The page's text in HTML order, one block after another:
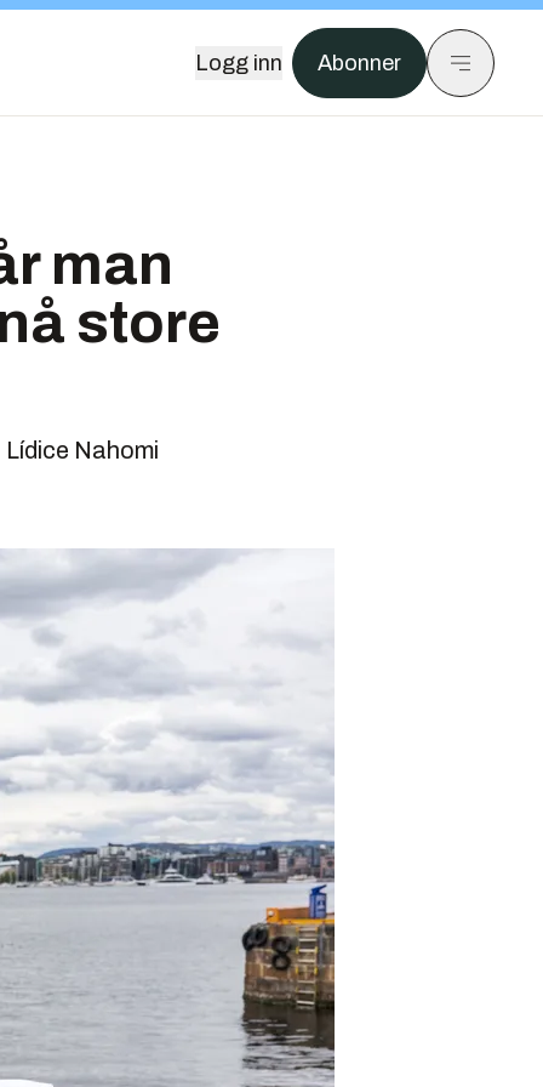
Logg inn Abonner
man
store
Nahomi